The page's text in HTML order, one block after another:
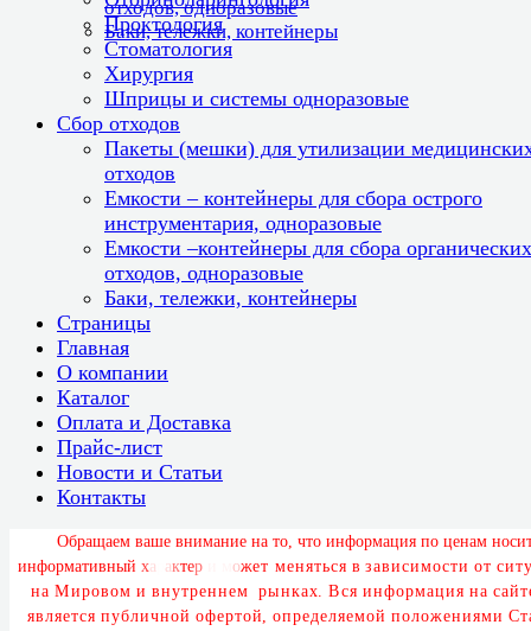
отходов, одноразовые
Баки, тележки, контейнеры
Проктология
Стоматология
Хирургия
Шприцы и системы одноразовые
Сбор отходов
Пакеты (мешки) для утилизации
отходов
Емкости – контейнеры для сбора острого
инструментария, одноразовые
Емкости –контейнеры для сбора органических
отходов, одноразовые
Баки, тележки, контейнеры
Страницы
Главная
О компании
Каталог
Оплата и Доставка
Прайс-лист
Новости и Статьи
Контакты
Обращаем ваше внимание на то, что информация по ценам носи
информативный ха рактер может меняться в зависимости от ситу
на Мировом и внутреннем рынках. Вся информация на сайт
является публичной офертой, определяемой положениями Ст